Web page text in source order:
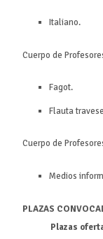
Italiano.
Cuerpo de
Fagot.
Flauta
Cuerpo de
Medios
PLAZAS
Plazas